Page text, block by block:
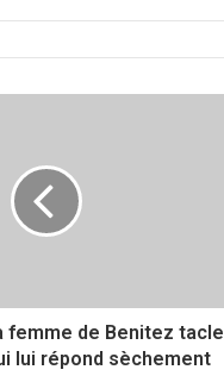
e
a
o
k
i
femme de Benitez tacle
lui répond sèchement